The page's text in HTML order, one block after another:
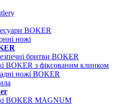
BOKER
ножі
бритви BOKER
BOKER з фіксованим клинком
ножі BOKER
BOKER MAGNUM